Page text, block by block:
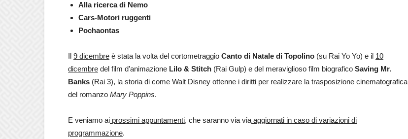
Alla ricerca di Nemo
Cars-Motori ruggenti
Pochaontas
Il 9 dicembre è stata la volta del cortometraggio Canto di Natale di Topolino (su Rai Yo Yo) e il 10
dicembre del film d’animazione Lilo & Stitch (Rai Gulp) e del meraviglioso film biografico Saving Mr.
Banks (Rai 3), la storia di come Walt Disney ottenne i diritti per realizzare la trasposizione cinematografica
del romanzo Mary Poppins.
E veniamo ai prossimi appuntamenti, che saranno via via aggiornati in caso di variazioni di
programmazione.